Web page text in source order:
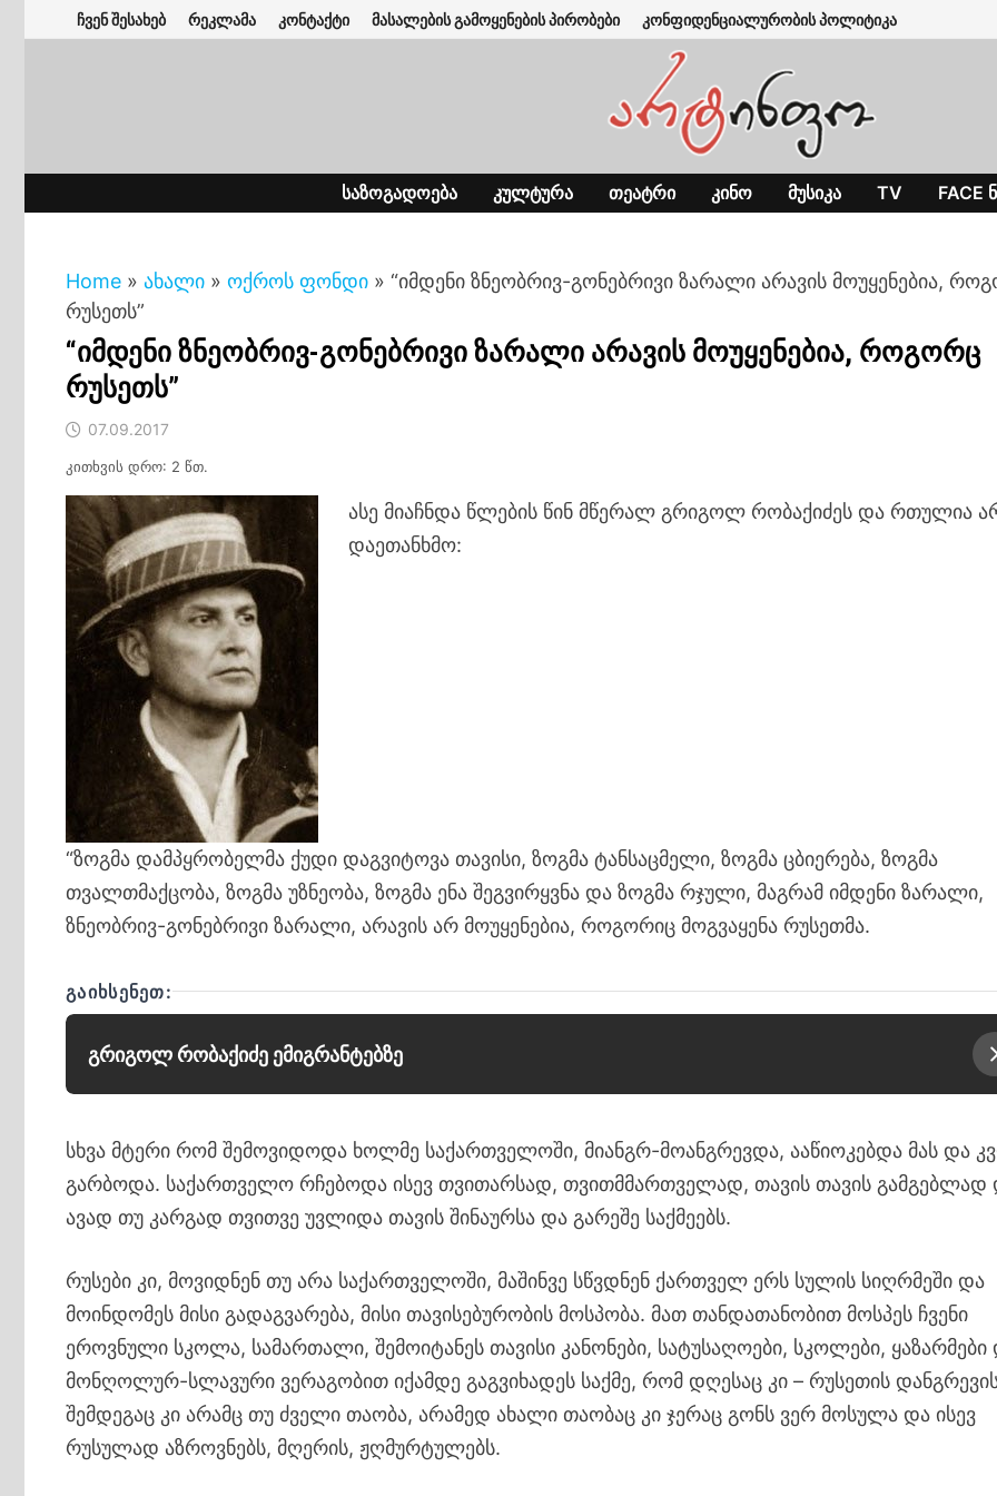
to
ჩვენ შესახებ რეკლამა კონტაქტი მასალების გამოყენების პირობები კონფიდენციალურობის პოლიტიკა
ᲡᲐᲖᲝᲒᲐᲓᲝᲔᲑᲐ ᲙᲣᲚᲢᲣᲠᲐ ᲗᲔᲐᲢᲠᲘ ᲙᲘᲜᲝ ᲛᲣᲡᲘᲙᲐ TV FACE
Home » ახალი » ოქროს ფონდი » “იმდენი ზნეობრივ-გონებრივი ზარალი არავის მოუყენებია,
რუსეთს”
“იმდენი ზნეობრივ-გონებრივი ზარალი არავის მოუყენებია, როგორც
რუსეთს”
07.09.2017
კითხვის დრო: 2 წთ.
ასე მიაჩნდა წლების წინ მწერალ გრიგოლ რობაქიძეს და რთულია
დაეთანხმო:
“ზოგმა დამპყრობელმა ქუდი დაგვიტოვა თავისი, ზოგმა ტანსაცმელი, ზოგმა ცბიერება, ზოგმა
თვალთმაქცობა, ზოგმა უზნეობა, ზოგმა ენა შეგვირყვნა და ზოგმა რჯული, მაგრამ იმდენი ზარალი,
ზნეობრივ-გონებრივი ზარალი, არავის არ მოუყენებია, როგორიც მოგვაყენა რუსეთმა.
ᲒᲐᲘᲮᲡᲔᲜᲔᲗ:
გრიგოლ რობაქიძე ემიგრანტებზე
სხვა მტერი რომ შემოვიდოდა ხოლმე საქართველოში, მიანგრ-მოანგრევდა, ააწიოკებდა მას და
გარბოდა. საქართველო რჩებოდა ისევ თვითარსად, თვითმმართველად, თავის თავის გამგებლად
ავად თუ კარგად თვითვე უვლიდა თავის შინაურსა და გარეშე საქმეებს.
რუსები კი, მოვიდნენ თუ არა საქართველოში, მაშინვე სწვდნენ ქართველ ერს სულის სიღრმეში და
მოინდომეს მისი გადაგვარება, მისი თავისებურობის მოსპობა. მათ თანდათანობით მოსპეს ჩვენი
ეროვნული სკოლა, სამართალი, შემოიტანეს თავისი კანონები, სატუსაღოები, სკოლები, ყაზარმები
მონღოლურ-სლავური ვერაგობით იქამდე გაგვიხადეს საქმე, რომ დღესაც კი – რუსეთის
შემდეგაც კი არამც თუ ძველი თაობა, არამედ ახალი თაობაც კი ჯერაც გონს ვერ მოსულა და ისევ
რუსულად აზროვნებს, მღერის, ჟღმურტულებს.